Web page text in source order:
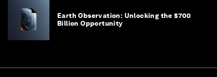
Earth Observation: Unlocking the $700
Billion Opportunity